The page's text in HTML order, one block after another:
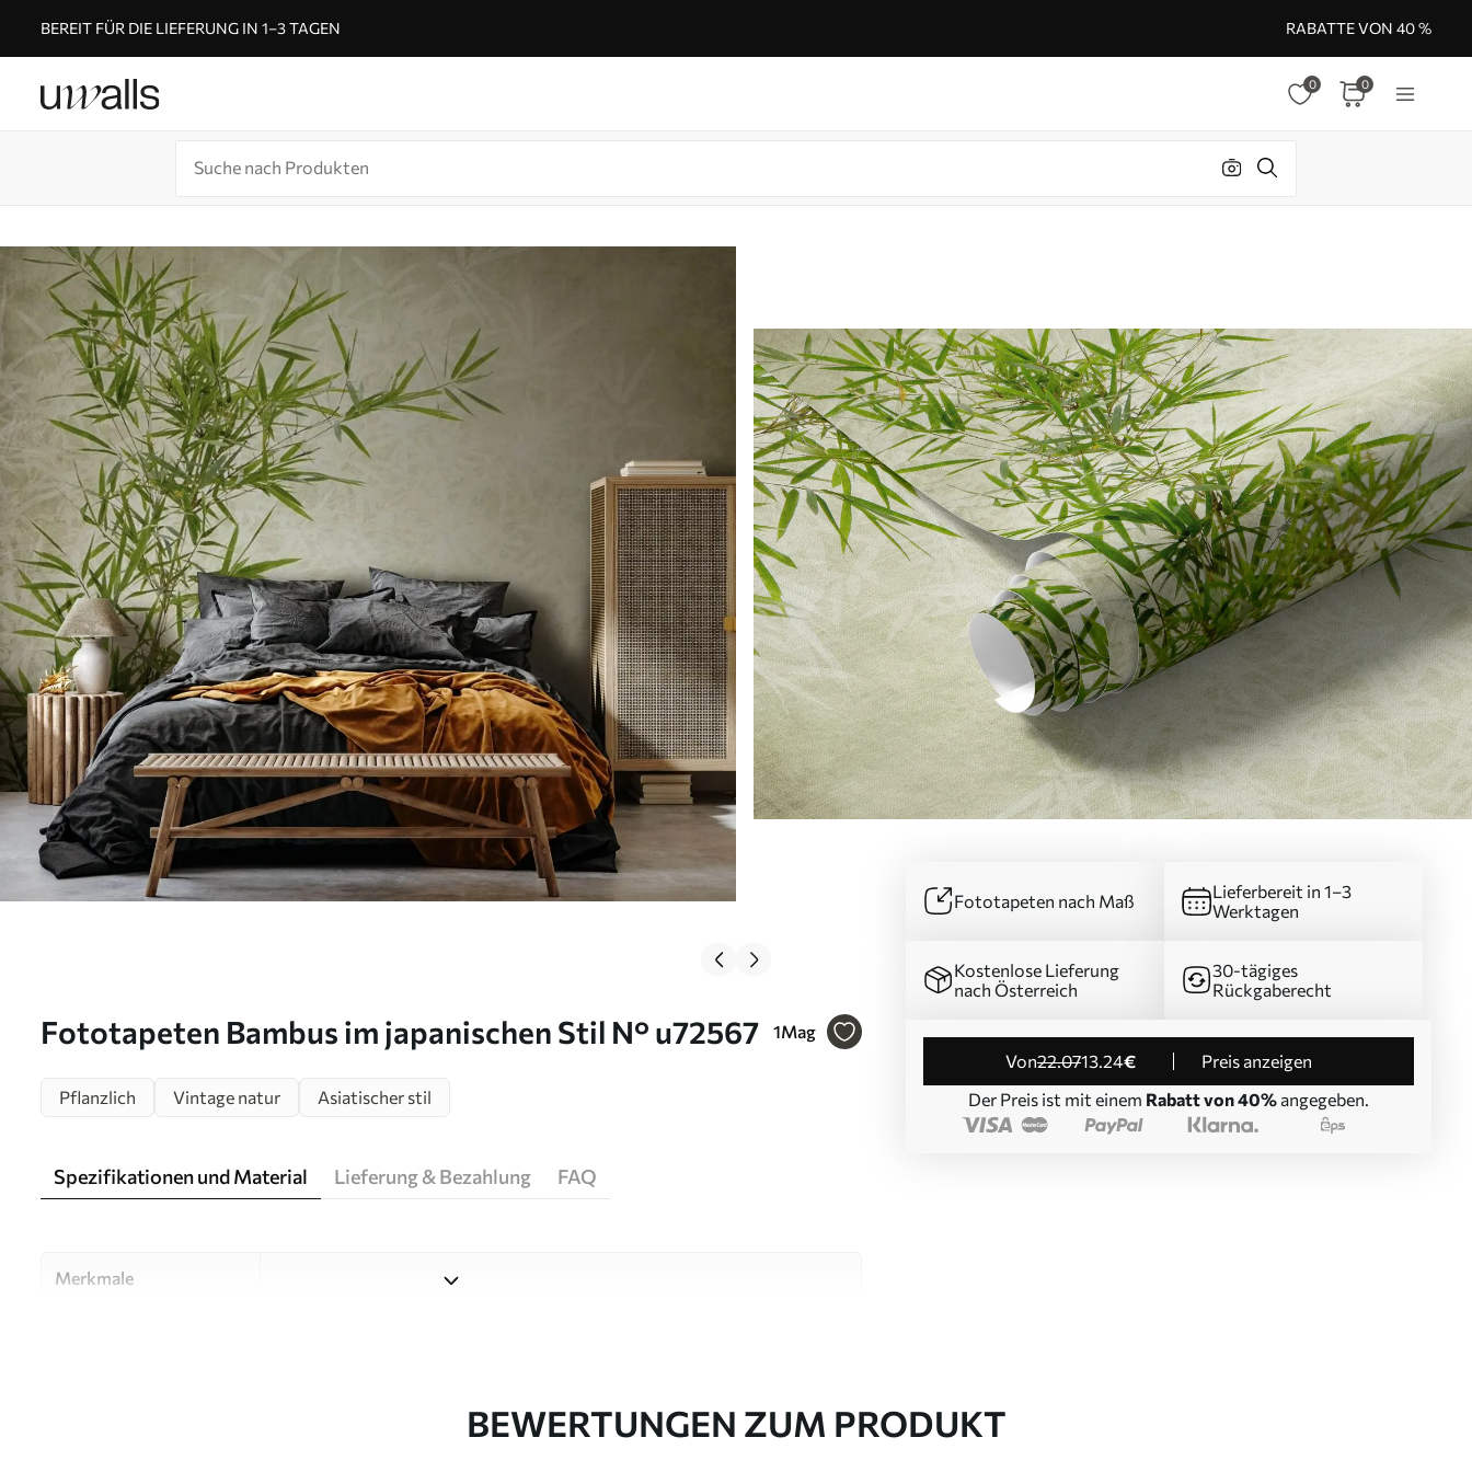
BEREIT FÜR DIE LIEFERUNG IN 1–3 TAGEN RABATTE VON 40 %
0 0
Fototapeten Bambus im japanischen Stil N° u72567 1Mag
Fototapeten nach Maß
Lieferbereit in 1–3
Werktagen
Kostenlose Lieferung
nach Österreich
30-tägiges
Rückgaberecht
von22.0713.24€
Preis anzeigen
Der Preis ist mit einem Rabatt von 40% angegeben.
Pflanzlich Vintage natur Asiatischer stil
Spezifikationen und Material Lieferung & Bezahlung FAQ
Merkmale
BEWERTUNGEN ZUM PRODUKT